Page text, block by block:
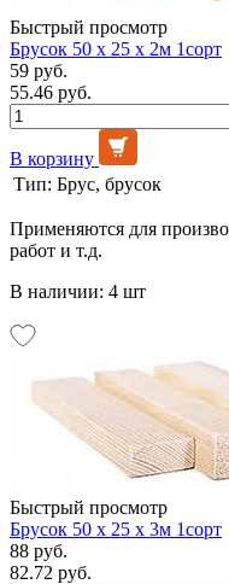
Быстрый просмотр
Брусок 50 х 25 х 2м 1сорт
59 руб.
55.46 руб.
В корзину
Тип: Брус, брусок
Применяются для
работ и т.д.
В наличии: 4 шт
Быстрый просмотр
Брусок 50 х 25 х 3м 1сорт
88 руб.
82.72 руб.